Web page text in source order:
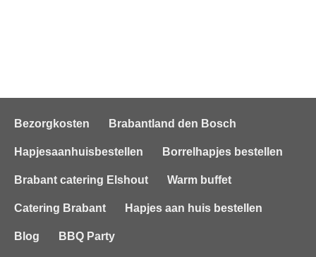
Bezorgkosten Brabantland den Bosch
Hapjesaanhuisbestellen Borrelhapjes bestellen
Brabant catering Elshout Warm buffet
Catering Brabant Hapjes aan huis bestellen
Blog BBQ Party